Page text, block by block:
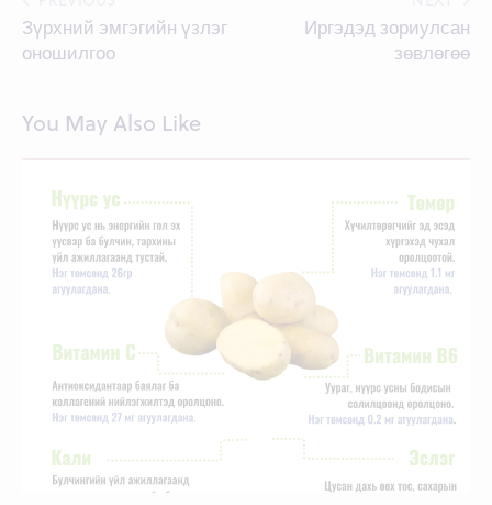
navigation
Зүрхний эмгэгийн үзлэг
оношилгоо
Иргэдэд зориулсан
зөвлөгөө
You May Also Like